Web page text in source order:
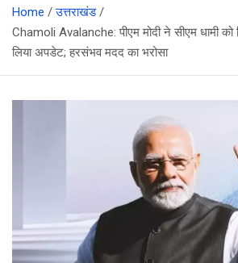
Home
उत्तराखंड
Chamoli Avalanche: पीएम मोदी ने सीएम धामी को
लिया अपडेट; हरसंभव मदद का भरोसा